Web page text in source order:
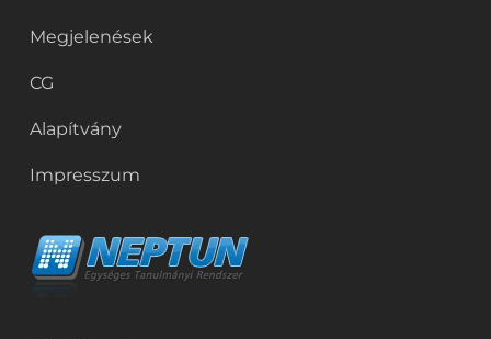
Megjelenések
CG
Alapítvány
Impresszum